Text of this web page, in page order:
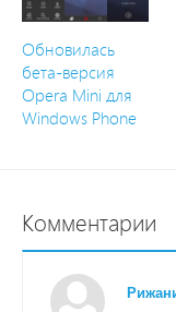
Обновилась
бета-версия
Opera Mini для
Windows Phone
Комментарии